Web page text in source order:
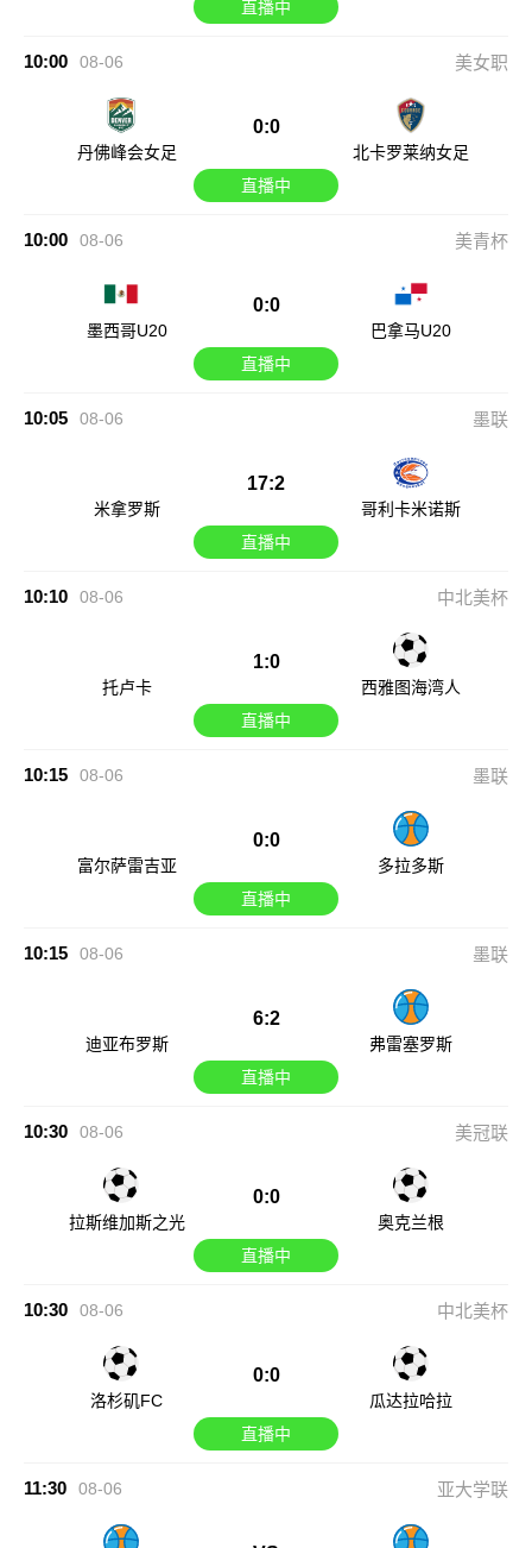
直播中
10:00 08-06 美女职
丹佛峰会女足
0:0
北卡罗莱纳女足
直播中
10:00 08-06 美青杯
墨西哥U20
0:0
巴拿马U20
直播中
10:05 08-06 墨联
米拿罗斯
17:2
哥利卡米诺斯
直播中
10:10 08-06 中北美杯
托卢卡
1:0
西雅图海湾人
直播中
10:15 08-06 墨联
富尔萨雷吉亚
0:0
多拉多斯
直播中
10:15 08-06 墨联
迪亚布罗斯
6:2
弗雷塞罗斯
直播中
10:30 08-06 美冠联
拉斯维加斯之光
0:0
奥克兰根
直播中
10:30 08-06 中北美杯
洛杉矶FC
0:0
瓜达拉哈拉
直播中
11:30 08-06 亚大学联